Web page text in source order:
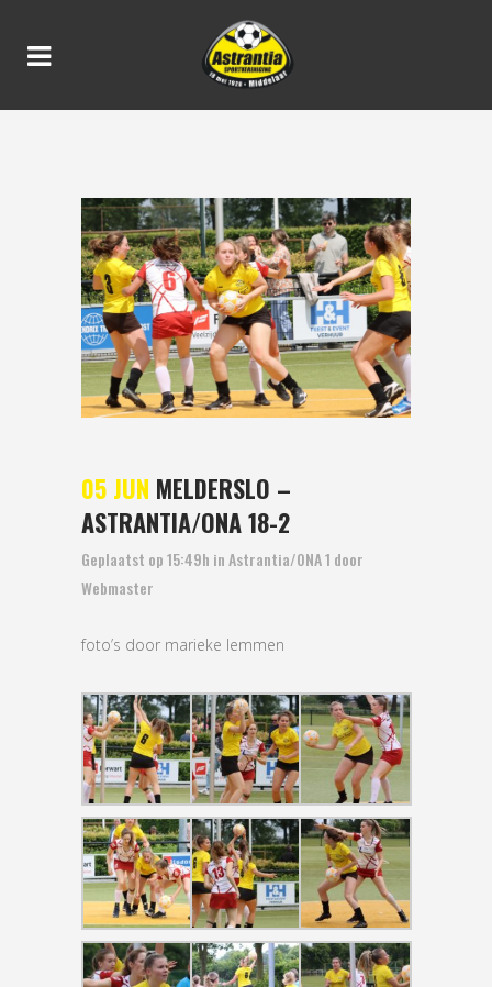
05 JUN MELDERSLO –
ASTRANTIA/ONA 18-2
Geplaatst op 15:49h inAstrantia/ONA 1 door
Webmaster
foto’s door marieke lemmen